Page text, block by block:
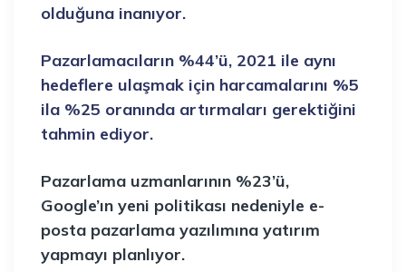
olduğuna inanıyor.
Pazarlamacıların %44’ü, 2021 ile aynı
hedeflere ulaşmak için harcamalarını %5
ila %25 oranında artırmaları gerektiğini
tahmin ediyor.
Pazarlama uzmanlarının %23’ü,
Google’ın yeni politikası nedeniyle e-
posta pazarlama yazılımına yatırım
yapmayı planlıyor.